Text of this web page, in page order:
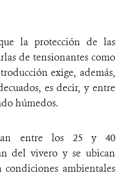
la protección de las
de tensionantes como
exige, además,
es decir, y entre
húmedos.
entre los 25 y 40
del vivero y se ubican
ambientales